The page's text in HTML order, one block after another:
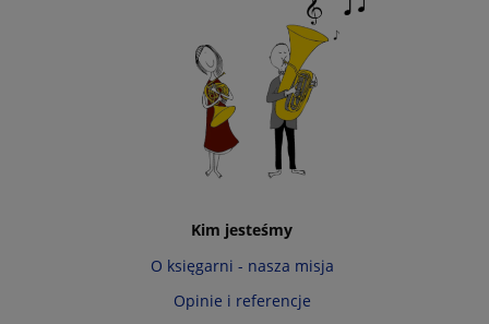
Kim jesteśmy
O księgarni - nasza misja
Opinie i referencje